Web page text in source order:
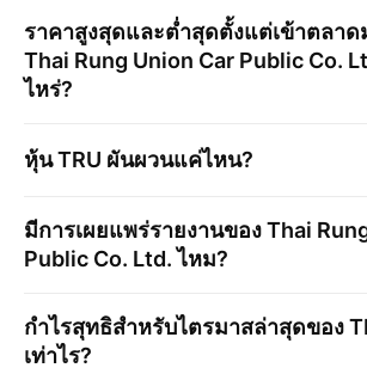
ราคาสูงสุดและต่ำสุดตั้งแต่เข้าตลา
Thai Rung Union Car Public Co.
ไหร่?
หุ้นTRU ผันผวนแค่ไหน?
มีการเผยแพร่รายงานของThai
Public Co. Ltd.ไหม?
กำไรสุทธิสำหรับไตรมาสล่าสุดของ
เท่าไร?